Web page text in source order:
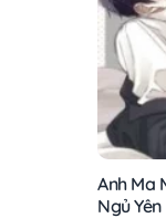
Anh Ma
Ngủ Yên